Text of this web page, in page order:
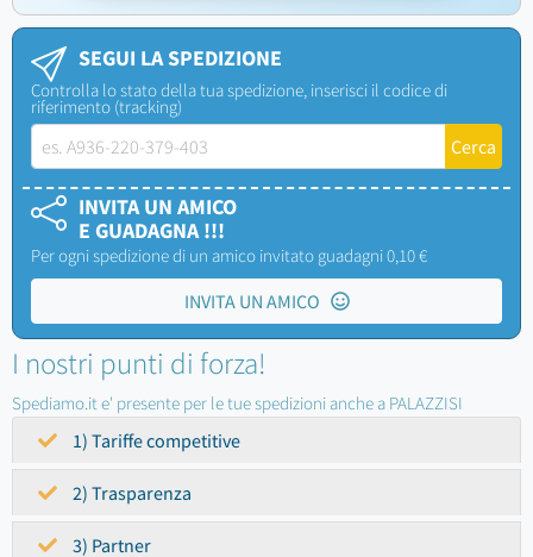
SEGUI LA SPEDIZIONE
Controlla lo stato della tua spedizione, inserisci il codice di
riferimento (tracking)
INVITA UN AMICO
E GUADAGNA !!!
Per ogni spedizione di un amico invitato guadagni 0,10 €
INVITA UN AMICO
I nostri punti di forza!
Spediamo.it e' presente per le tue spedizioni anche a PALAZZISI
1) Tariffe competitive
2) Trasparenza
3) Partner